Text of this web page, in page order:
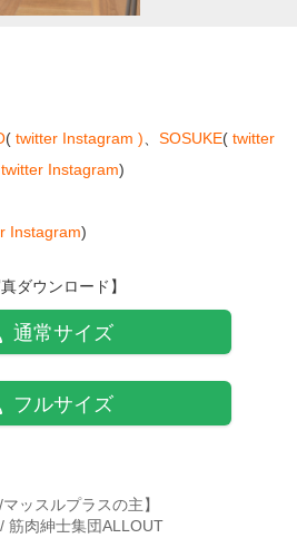
( twitter Instagram ) SOSUKE( twitter
twitter Instagram)
Instagram)
真ダウンロード】
通常サイズ
フルサイズ
マッスルプラスの主】
筋肉紳士集団ALLOUT